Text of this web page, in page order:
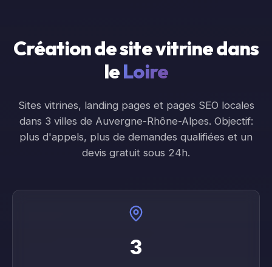
Création de site vitrine dans
leLoire
Sites vitrines, landing pages et pages SEO locales
dans 3 villes de Auvergne-Rhône-Alpes. Objectif:
plus d'appels, plus de demandes qualifiées et un
devis gratuit sous 24h.
3